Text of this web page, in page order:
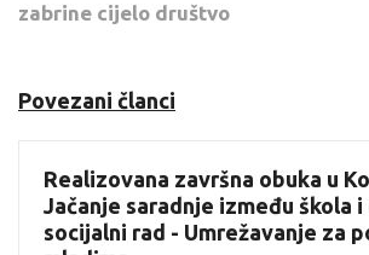
zabrine cijelo društvo
Povezani članci
Realizovana završna obuka u
Jačanje saradnje između škola
socijalni rad - Umrežavanje za